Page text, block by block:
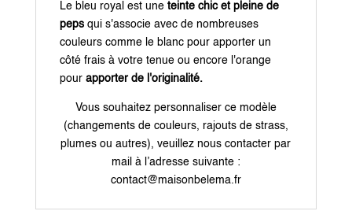
Le bleu royal est uneteinte chic et pleine de
pepsqui s'associe avec de nombreuses
couleurs comme le blanc pour apporter un
côté frais à votre tenue ou encore l'orange
pour apporter de l'originalité.
Vous souhaitez personnaliser ce modèle
(changements de couleurs, rajouts de strass,
plumes ou autres), veuillez nous contacter par
mail à l’adresse suivante :
contact@maisonbelema.fr